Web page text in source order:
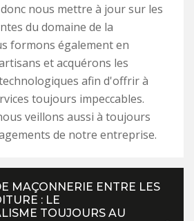
nous mettre à jour sur les
du domaine de la
formons également en
et acquérons les
afin d'offrir à
toujours impeccables.
veillons aussi à toujours
de notre entreprise.
MAÇONNERIE ENTRE LES
: LE
TOUJOURS AU